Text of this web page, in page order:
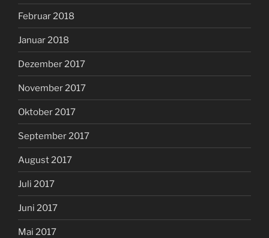
Februar 2018
Januar 2018
Dezember 2017
November 2017
Oktober 2017
September 2017
August 2017
Juli 2017
Juni 2017
Mai 2017